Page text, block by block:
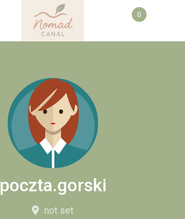
0
poczta.gorski
not set